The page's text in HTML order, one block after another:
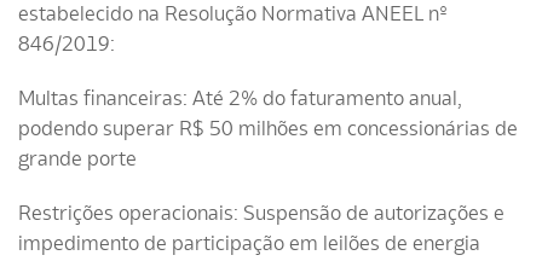
estabelecido na Resolução Normativa ANEEL nº
846/2019:
Multas financeiras: Até 2% do faturamento anual,
podendo superar R$ 50 milhões em concessionárias de
grande porte
Restrições operacionais: Suspensão de autorizações e
impedimento de participação em leilões de energia